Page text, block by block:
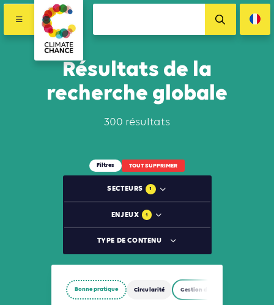
Résultats de la
recherche globale
300 résultats
Filtres TOUT SUPPRIMER
SECTEURS 1
ENJEUX 1
TYPE DE CONTENU
Bonne pratique Circularité Gestion des déchets